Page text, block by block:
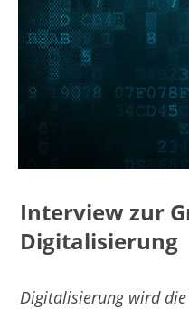
Interview zur
Digitalisierung
Digitalisierung wird